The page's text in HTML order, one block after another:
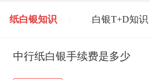
纸白银知识 白银T+D知识
黄金T+D知识 / 粤贵银知识
中行纸白银手续费是多少